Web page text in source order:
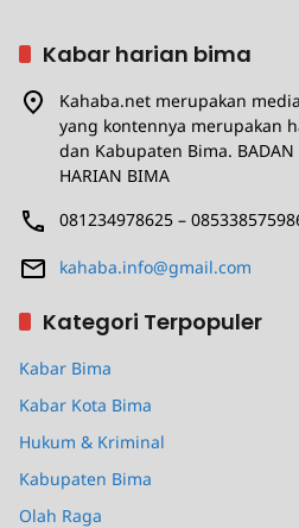
Kabar harian bima
Kahaba.net merupakan
yang kontennya merupakan
dan Kabupaten Bima. BADAN
HARIAN BIMA
081234978625 –
kahaba.info@gmail.com
Kategori Terpopuler
Kabar Bima
Kabar Kota Bima
Hukum & Kriminal
Kabupaten Bima
Olah Raga